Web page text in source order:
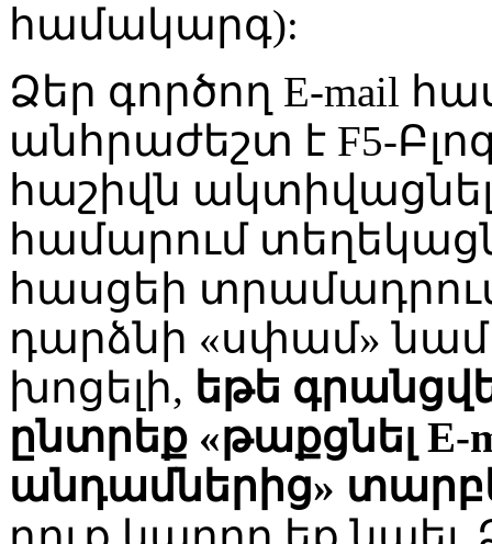
համակարգ):
Ձեր գործող E-mail
անհրաժեշտ է F5-
հաշիվն
համարում
հասցեի
դարձնի «սփամ»
խոցելի, եթե
ընտրեք «թաքցնել E-
անդամներից»